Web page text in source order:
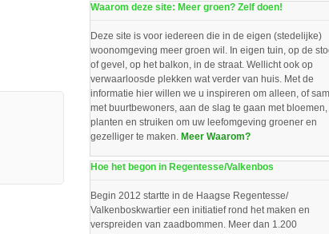
Waarom deze site: Meer groen? Zelf doen!
Deze site is voor iedereen die in de eigen (stedelijke)
woonomgeving meer groen wil. In eigen tuin, op de
of gevel, op het balkon, in de straat. Wellicht ook op
verwaarloosde plekken wat verder van huis. Met de
informatie hier willen we u inspireren om alleen, of
met buurtbewoners, aan de slag te gaan met bloemen,
planten en struiken om uw leefomgeving groener en
gezelliger te maken. Meer Waarom?
Hoe het begon in Regentesse/Valkenbos
Begin 2012 startte in de Haagse Regentesse/
Valkenboskwartier een initiatief rond het maken en
verspreiden van zaadbommen. Meer dan 1.200